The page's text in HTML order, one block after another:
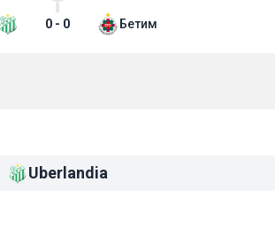
0 - 0 Бетим
Uberlandia